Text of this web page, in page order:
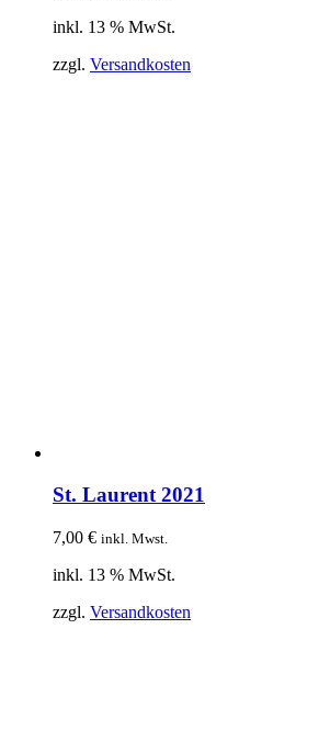
inkl. 13 % MwSt.
zzgl. Versandkosten
St. Laurent 2021
7,00 € inkl. Mwst.
inkl. 13 % MwSt.
zzgl. Versandkosten